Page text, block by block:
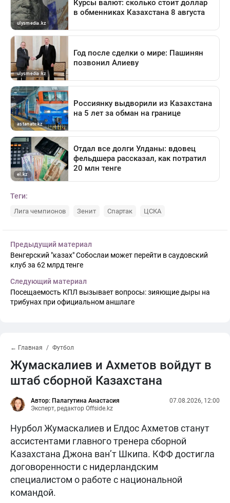
Теги:
Лига чемпионов Зенит Спартак ЦСКА
Предыдущий материал
Венгерский "казах" Собослаи может перейти в саудовский
клуб за 62 млрд тенге
Следующий материал
Посещаемость КПЛ вызывает вопросы: зияющие дыры на
трибунах при официальном аншлаге
← Главная Футбол
Жумаскалиев и Ахметов войдут в
штаб сборной Казахстана
Автор: Палагутина Анастасия
Эксперт, редактор Offside.kz
07.08.2026, 12:00
Нурбол Жумаскалиев и Елдос Ахметов станут
ассистентами главного тренера сборной
Казахстана Джона ван’т Шкипа. КФФ достигла
договоренности с нидерландским
специалистом о работе с национальной
командой.